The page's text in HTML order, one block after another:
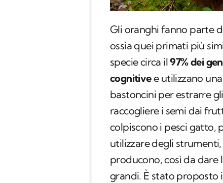
Gli oranghi fanno parte
ossia quei primati più
specie circa il97% dei
cognitivee utilizzano
bastoncini per estrarre
raccogliere i semi dai
colpiscono i pesci gatto,
utilizzare degli
producono, così da dare
grandi. È stato proposto